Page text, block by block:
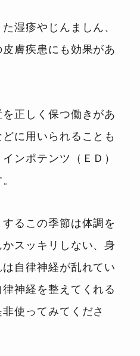
湿疹やじんましん、
膚疾患にも効果があ
正しく保つ働きがあ
に用いられることも
ンポテンツ（ＥＤ）
るこの季節は体調を
スッキリしない、身
自律神経が乱れてい
神経を整えてくれる
使ってみてくださ